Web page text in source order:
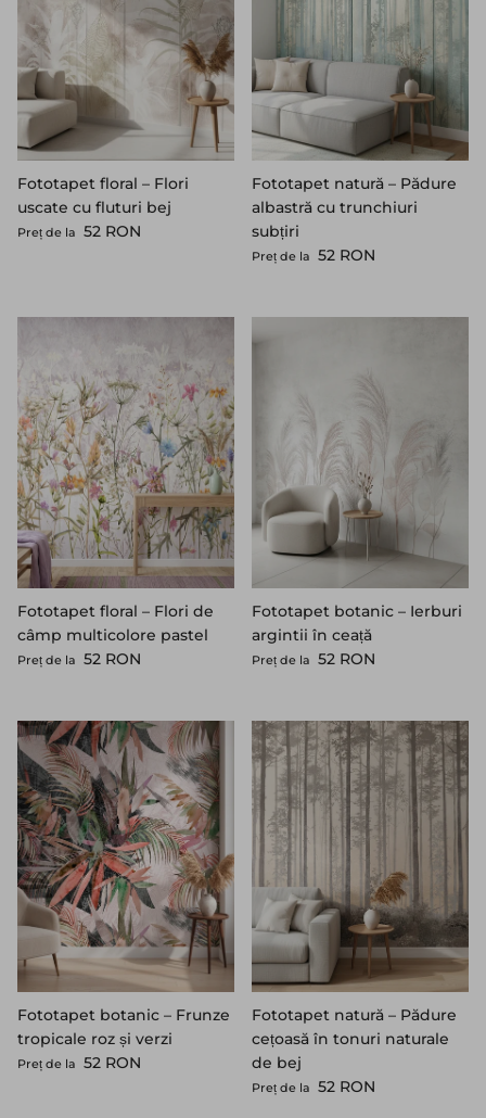
Fototapet floral – Flori
uscate cu fluturi bej
Preț standard
Preț de la 52 RON
Fototapet natură – Pădure
albastră cu trunchiuri
subțiri
Preț standard
Preț de la 52 RON
Fototapet floral – Flori de
câmp multicolore pastel
Preț standard
Preț de la 52 RON
Fototapet botanic – Ierburi
argintii în ceață
Preț standard
Preț de la 52 RON
Fototapet botanic – Frunze
tropicale roz și verzi
Preț standard
Preț de la 52 RON
Fototapet natură – Pădure
cețoasă în tonuri naturale
de bej
Preț standard
Preț de la 52 RON